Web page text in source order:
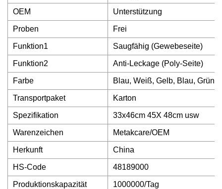
OEM Unterstützung
Proben Frei
Funktion1 Saugfähig (Gewebeseite)
Funktion2 Anti-Leckage (Poly-Seite)
Farbe Blau, Weiß, Gelb, Blau, Grün
Transportpaket Karton
Spezifikation 33x46cm 45X 48cm usw
Warenzeichen Metakcare/OEM
Herkunft China
HS-Code 48189000
Produktionskapazität 1000000/Tag